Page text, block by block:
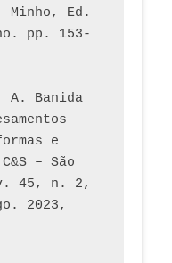
Minho, Ed.
pp. 153-
A. Banida
e
– São
v. 45, n. 2,
2023,